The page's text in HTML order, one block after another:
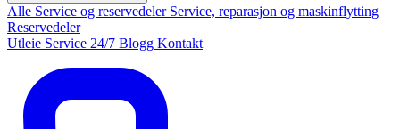
Alle Service og reservedeler Service, reparasjon og maskinflytting
Reservedeler
Utleie Service 24/7 Blogg Kontakt